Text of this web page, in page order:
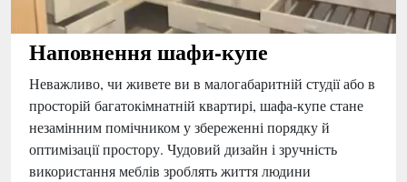
Наповнення шафи-купе
Неважливо, чи живете ви в малогабаритній студії або в
просторій багатокімнатній квартирі, шафа-купе стане
незамінним помічником у збереженні порядку й
оптимізації простору. Чудовий дизайн і зручність
використання меблів зроблять життя людини